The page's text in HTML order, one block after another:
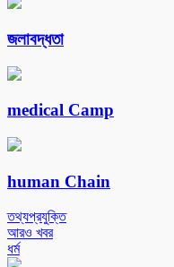
জলাবদ্ধতা
medical Camp
human Chain
তথ্যপ্রযুক্তি
আরও খবর
ধর্ম